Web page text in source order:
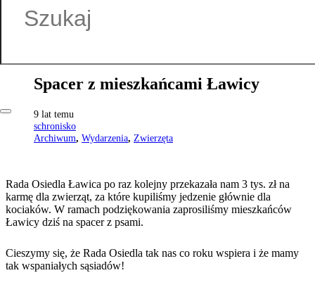
Spacer z mieszkańcami Ławicy
9 lat temu
schronisko
Archiwum, Wydarzenia, Zwierzęta
Rada Osiedla Ławica po raz kolejny przekazała nam 3 tys. zł na
karmę dla zwierząt, za które kupiliśmy jedzenie głównie dla
kociaków. W ramach podziękowania zaprosiliśmy mieszkańców
Ławicy dziś na spacer z psami.
Cieszymy się, że Rada Osiedla tak nas co roku wspiera i że mamy
tak wspaniałych sąsiadów!